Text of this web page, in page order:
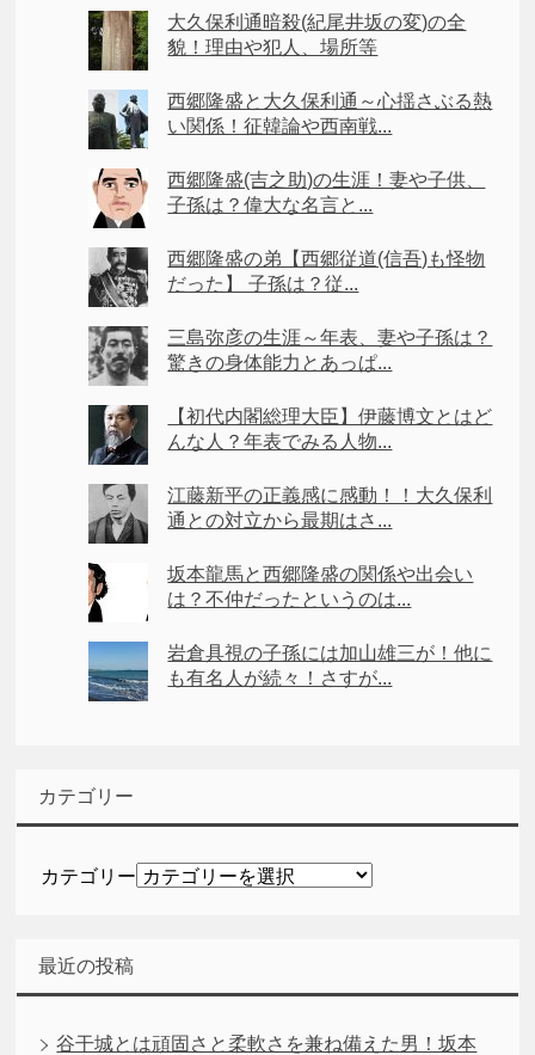
大久保利通暗殺(紀尾井坂の変)の全
貌！理由や犯人、場所等
西郷隆盛と大久保利通～心揺さぶる熱
い関係！征韓論や西南戦...
西郷隆盛(吉之助)の生涯！妻や子供、
子孫は？偉大な名言と...
西郷隆盛の弟【西郷従道(信吾)も怪物
だった】 子孫は？従...
三島弥彦の生涯～年表、妻や子孫は？
驚きの身体能力とあっぱ...
【初代内閣総理大臣】伊藤博文とはど
んな人？年表でみる人物...
江藤新平の正義感に感動！！大久保利
通との対立から最期はさ...
坂本龍馬と西郷隆盛の関係や出会い
は？不仲だったというのは...
岩倉具視の子孫には加山雄三が！他に
も有名人が続々！さすが...
カテゴリー
カテゴリー
最近の投稿
谷干城とは頑固さと柔軟さを兼ね備えた男！坂本